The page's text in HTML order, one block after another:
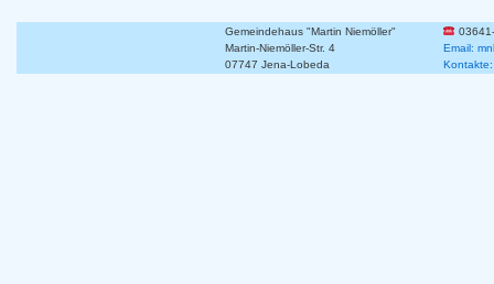
Gemeindehaus "Martin Niemöller"
Martin-Niemöller-Str. 4
Email:
07747 Jena-Lobeda